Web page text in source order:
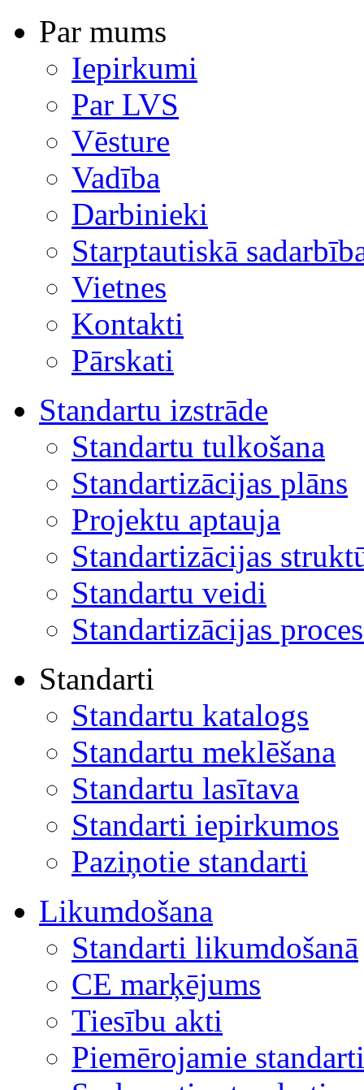
Par mums
Iepirkumi
Par LVS
Vēsture
Vadība
Darbinieki
Starptautiskā
Vietnes
Kontakti
Pārskati
Standartu izstrāde
Standartu tulkošana
Standartizācijas plāns
Projektu aptauja
Standartizācijas
Standartu veidi
Standartizācijas
Standarti
Standartu katalogs
Standartu meklēšana
Standartu lasītava
Standarti iepirkumos
Paziņotie standarti
Likumdošana
Standarti likumdošanā
CE marķējums
Tiesību akti
Piemērojamie standarti